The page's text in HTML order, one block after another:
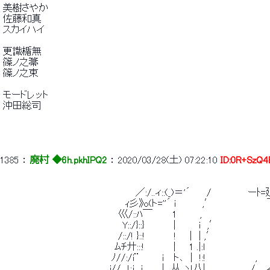
美樹さやか
佐藤和真
スカイハイ
更識楯無
篠ノ之箒
篠ノ之束
モードレット
沖田総司
1385 ： 廃村 ◆6h.pkhIPQ2 ： 2020/03/28(土) 07:22:10
／:/..ィ::(_)＝'´　　 /　　　　　 ーﾄ=廴ヾﾐ
ｨ彡》o(ト=''´ i　　　　,′　　　　　　　　￣
巛/::ﾊ￣　　　1　　　 ,　　　　　　　　　　　
Y::/}::}　 　 　 |　　　 i　,′　 　 　 　 　 　
/::/! }::!　 　 　 !　　|　| ,′　　　　　　　　　　　
ﾑﾁ廾:::!　 　 　 |　　1 .|:l　　　　　　　　　　　　
ﾉ//:/i¨　　　 i 　ト､　|　!:!　　　　　　　 ,　 　